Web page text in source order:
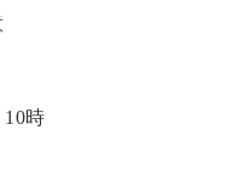
10時